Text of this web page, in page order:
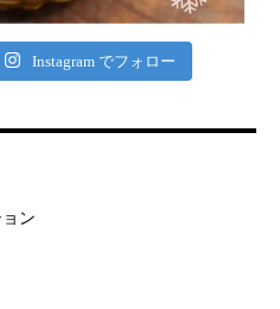
Instagram でフォロー
ン